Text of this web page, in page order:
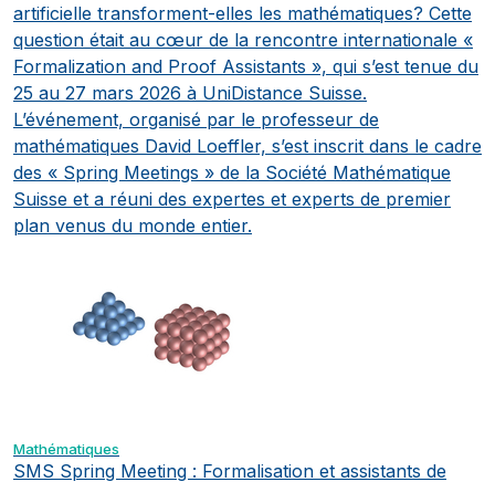
artificielle transforment-elles les mathématiques? Cette
question était au cœur de la rencontre internationale «
Formalization and Proof Assistants », qui s’est tenue du
25 au 27 mars 2026 à UniDistance Suisse.
L’événement, organisé par le professeur de
mathématiques David Loeffler, s’est inscrit dans le cadre
des « Spring Meetings » de la Société Mathématique
Suisse et a réuni des expertes et experts de premier
plan venus du monde entier.
Mathématiques
SMS Spring Meeting : Formalisation et assistants de